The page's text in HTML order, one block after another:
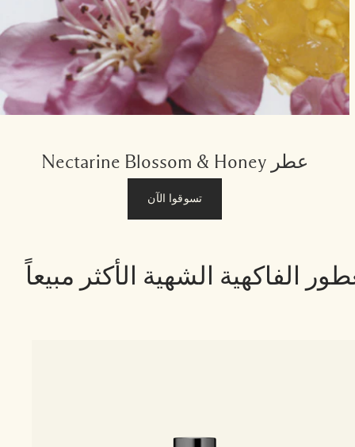
عطر Nectarine Blossom & Honey
تسوقوا الآن
الفاكهية الشهية الأكثر مبيعاً